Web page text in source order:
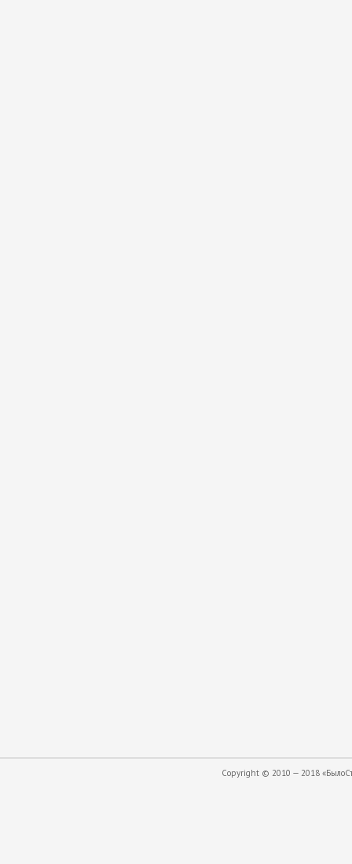
Copyright © 2010 — 2018